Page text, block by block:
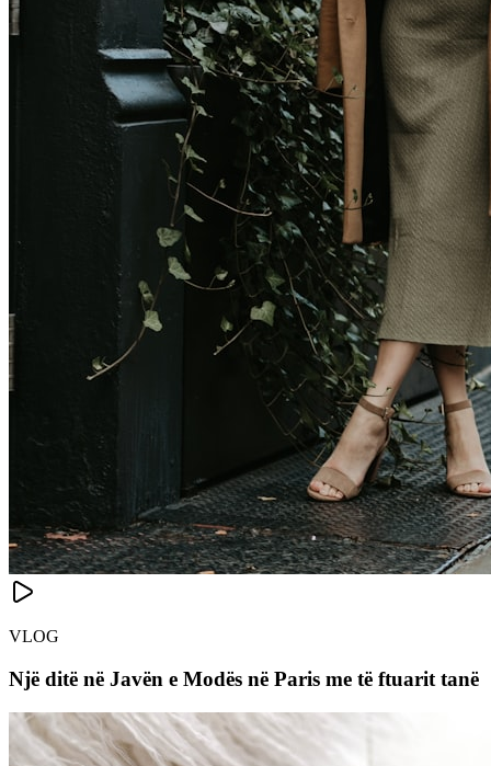
VLOG
Një ditë në Javën e Modës në Paris me të ftuarit tanë